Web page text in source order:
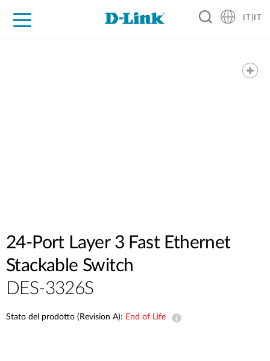
IT|IT
24-Port Layer 3 Fast Ethernet
Stackable Switch
DES-3326S
Stato del prodotto (Revision A): End of Life